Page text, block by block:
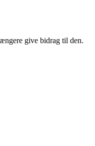
give bidrag til den.